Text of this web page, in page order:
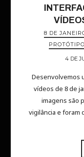
8 DE
4 DE
Desenvolvemos
vídeos de 8 de
imagens são
vigilância e foram